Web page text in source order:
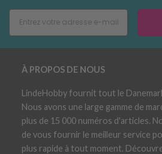
À PROPOS DE NOUS
LindeHobby fournit tout le
Nous avons une large gamme de
plus de 15 000 numéros d'articles.
de vous fournir le meilleur service
plus rapide à tout moment.